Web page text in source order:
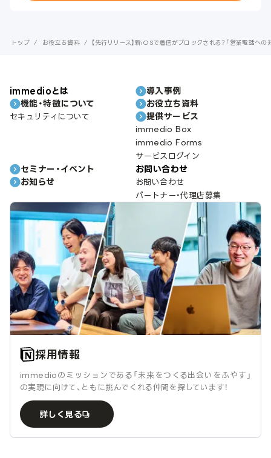
トップ / お役立ち資料 / 【先行リリース】新iOSで着信がブロックされる？「営業電話への
immedioとは
機能・特徴について
セキュリティについて
導入事例
お役立ち資料
提供サービス
immedio Box
immedio Forms
サービスログイン
セミナー・イベント
お知らせ
お問い合わせ
お問い合わせ
パートナー・代理店募集
採用情報
immedioのミッションである「未来をつくる出会いをふやす」
の実現に向けて、ともに挑んでくれる仲間を探しています！
詳しく見る